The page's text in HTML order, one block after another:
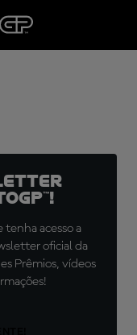
tenha acesso a
oficial da
Prêmios, vídeos